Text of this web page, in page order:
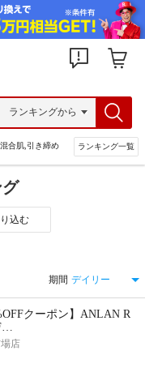
合肌,引き締め ランキング一覧
込む
期間
クーポン】ANLAN R
店